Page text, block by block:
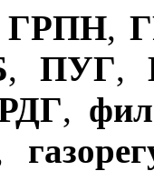
ГРПН,
, ПУГ,
,